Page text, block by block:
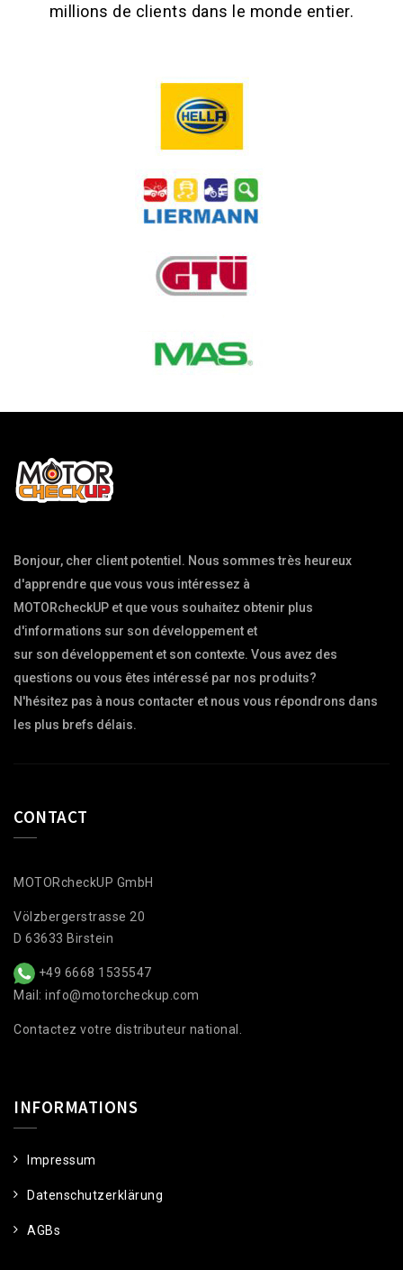
millions de clients dans le monde entier.
Bonjour, cher client potentiel. Nous sommes très heureux
d'apprendre que vous vous intéressez à
MOTORcheckUP et que vous souhaitez obtenir plus
d'informations sur son développement et
sur son développement et son contexte. Vous avez des
questions ou vous êtes intéressé par nos produits?
N'hésitez pas à nous contacter et nous vous répondrons dans
CONTACT
MOTORcheckUP GmbH
Völzbergerstrasse 20
D 63633 Birstein
+49 6668 1535547
Mail: info@motorcheckup.com
Contactez votre distributeur national.
INFORMATIONS
Impressum
Datenschutzerklärung
AGBs